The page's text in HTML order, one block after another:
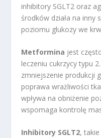
inhibitory SGLT2 oraz
środków działa na inny
poziomu glukozy we
Metformina jest
leczeniu cukrzycy typu
zmniejszenie produkcji
poprawa wrażliwości
wpływa na obniżenie
wspomaga kontrolę
Inhibitory SGLT2,